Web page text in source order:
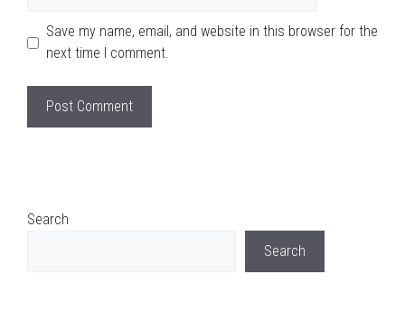
Save my name, email, and website in this browser for the
next time I comment.
Search
Search